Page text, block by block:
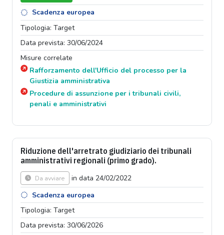
Scadenza europea
Tipologia: Target
Data prevista: 30/06/2024
Misure correlate
Rafforzamento dell'Ufficio del processo per la
Giustizia amministrativa
Procedure di assunzione per i tribunali civili,
penali e amministrativi
Riduzione dell'arretrato giudiziario dei tribunali
amministrativi regionali (primo grado).
Da avviare
in data 24/02/2022
Scadenza europea
Tipologia: Target
Data prevista: 30/06/2026